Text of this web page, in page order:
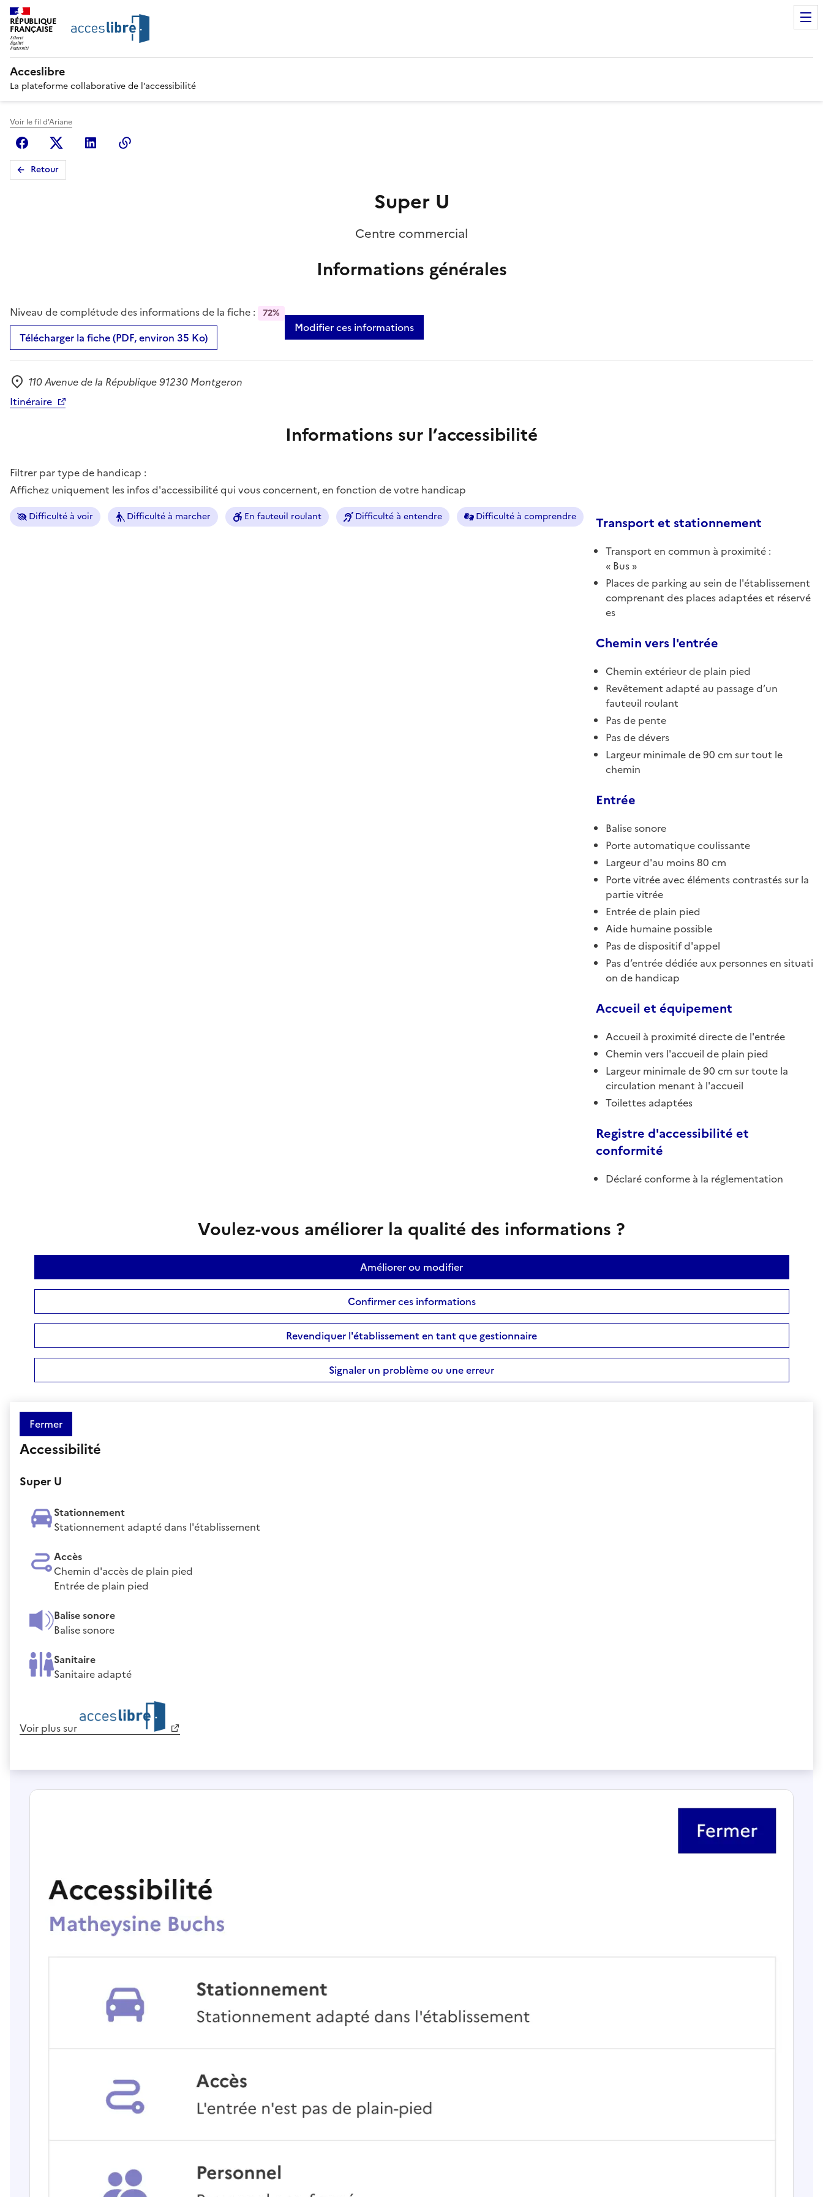
RÉPUBLIQUE
FRANÇAISE
Acceslibre
La plateforme collaborative de l’accessibilité
Voir le fil d'Ariane
FacebookX (anciennement Twitter)
Linkedin
Retour
Super U
Centre commercial
Informations générales
Niveau de complétude des informations de la fiche : 72%
Télécharger la fiche (PDF, environ 35 Ko)
Modifier ces informations
Adresse
110 Avenue de la République 91230 Montgeron
Itinéraire
Informations sur l’accessibilité
Filtrer par type de handicap :
Affichez uniquement les infos d'accessibilité qui vous concernent, en fonction de votre handicap
Difficulté à voir Difficulté à marcher En fauteuil roulant Difficulté à entendre Difficulté à comprendre Transport et stationnement
Transport en commun à proximité :
Bus
Places de parking au sein de l'établissement
comprenant des places adaptées et réservé
es
Chemin vers l'entrée
Chemin extérieur de plain pied
Revêtement adapté au passage d’un
fauteuil roulant
Pas de pente
Pas de dévers
Largeur minimale de 90 cm sur tout le
chemin
Entrée
Balise sonore
Porte automatique coulissante
Largeur d'au moins 80 cm
Porte vitrée avec éléments contrastés sur la
partie vitrée
Entrée de plain pied
Aide humaine possible
Pas de dispositif d'appel
Pas d’entrée dédiée aux personnes en situati
on de handicap
Accueil et équipement
Accueil à proximité directe de l'entrée
Chemin vers l'accueil de plain pied
Largeur minimale de 90 cm sur toute la
circulation menant à l'accueil
Toilettes adaptées
Registre d'accessibilité et
conformité
Déclaré conforme à la réglementation
Voulez-vous améliorer la qualité des informations ?
Améliorer ou modifier
Confirmer ces informations
Revendiquer l'établissement en tant que gestionnaire
Signaler un problème ou une erreur
Fermer
Accessibilité
Super U
Stationnement
Stationnement adapté dans l'établissement
Accès
Chemin d'accès de plain pied
Entrée de plain pied
Balise sonore
Balise sonore
Sanitaire
Sanitaire adapté
Voir plus sur